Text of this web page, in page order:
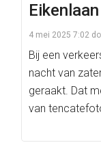
Eikenlaan
4 mei 2025 7:02
Bij een
nacht van
geraakt. Dat
van